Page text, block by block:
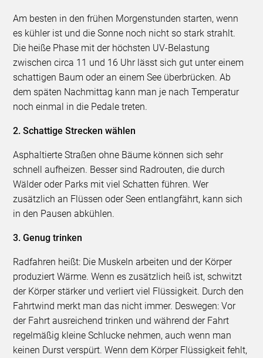
Am besten in den frühen Morgenstunden starten, wenn
es kühler ist und die Sonne noch nicht so stark strahlt.
Die heiße Phase mit der höchsten UV-Belastung
zwischen circa 11 und 16 Uhr lässt sich gut unter einem
schattigen Baum oder an einem See überbrücken. Ab
dem späten Nachmittag kann man je nach Temperatur
noch einmal in die Pedale treten.
2. Schattige Strecken wählen
Asphaltierte Straßen ohne Bäume können sich sehr
schnell aufheizen. Besser sind Radrouten, die durch
Wälder oder Parks mit viel Schatten führen. Wer
zusätzlich an Flüssen oder Seen entlangfährt, kann sich
in den Pausen abkühlen.
3. Genug trinken
Radfahren heißt: Die Muskeln arbeiten und der Körper
produziert Wärme. Wenn es zusätzlich heiß ist, schwitzt
der Körper stärker und verliert viel Flüssigkeit. Durch den
Fahrtwind merkt man das nicht immer. Deswegen: Vor
der Fahrt ausreichend trinken und während der Fahrt
regelmäßig kleine Schlucke nehmen, auch wenn man
keinen Durst verspürt. Wenn dem Körper Flüssigkeit fehlt,